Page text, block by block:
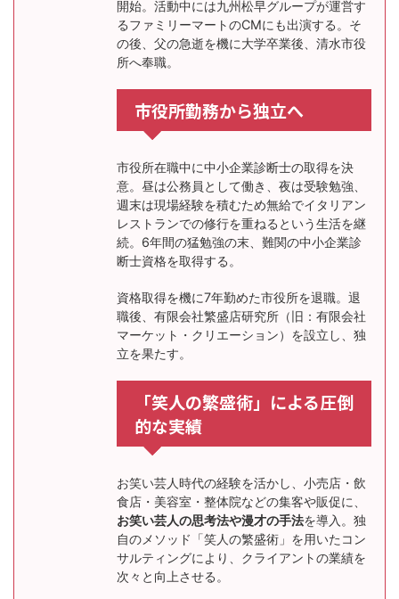
開始。活動中には九州松早グループが運営す
るファミリーマートのCMにも出演する。そ
の後、父の急逝を機に大学卒業後、清水市役
所へ奉職。
市役所勤務から独立へ
市役所在職中に中小企業診断士の取得を決
意。昼は公務員として働き、夜は受験勉強、
週末は現場経験を積むため無給でイタリアン
レストランでの修行を重ねるという生活を継
続。6年間の猛勉強の末、難関の中小企業診
断士資格を取得する。
資格取得を機に7年勤めた市役所を退職。退
職後、有限会社繁盛店研究所（旧：有限会社
マーケット・クリエーション）を設立し、独
立を果たす。
「笑人の繁盛術」による圧倒
的な実績
お笑い芸人時代の経験を活かし、小売店・飲
食店・美容室・整体院などの集客や販促に、
お笑い芸人の思考法や漫才の手法を導入。独
自のメソッド「笑人の繁盛術」を用いたコン
サルティングにより、クライアントの業績を
次々と向上させる。